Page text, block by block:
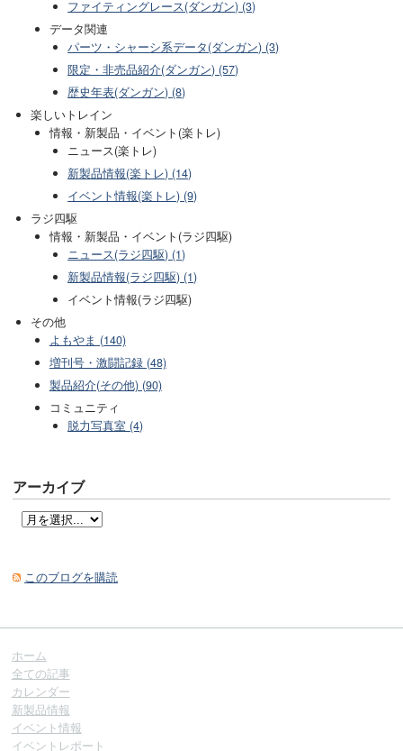
ファイティングレース(ダンガン) (3)
データ関連
パーツ・シャーシ系データ(ダンガン) (3)
限定・非売品紹介(ダンガン) (57)
歴史年表(ダンガン) (8)
楽しいトレイン
情報・新製品・イベント(楽トレ)
ニュース(楽トレ)
新製品情報(楽トレ) (14)
イベント情報(楽トレ) (9)
ラジ四駆
情報・新製品・イベント(ラジ四駆)
ニュース(ラジ四駆) (1)
新製品情報(ラジ四駆) (1)
イベント情報(ラジ四駆)
その他
よもやま (140)
増刊号・激闘記録 (48)
製品紹介(その他) (90)
コミュニティ
脱力写真室 (4)
アーカイブ
このブログを購読
ホーム
全ての記事
カレンダー
新製品情報
イベント情報
イベントレポート